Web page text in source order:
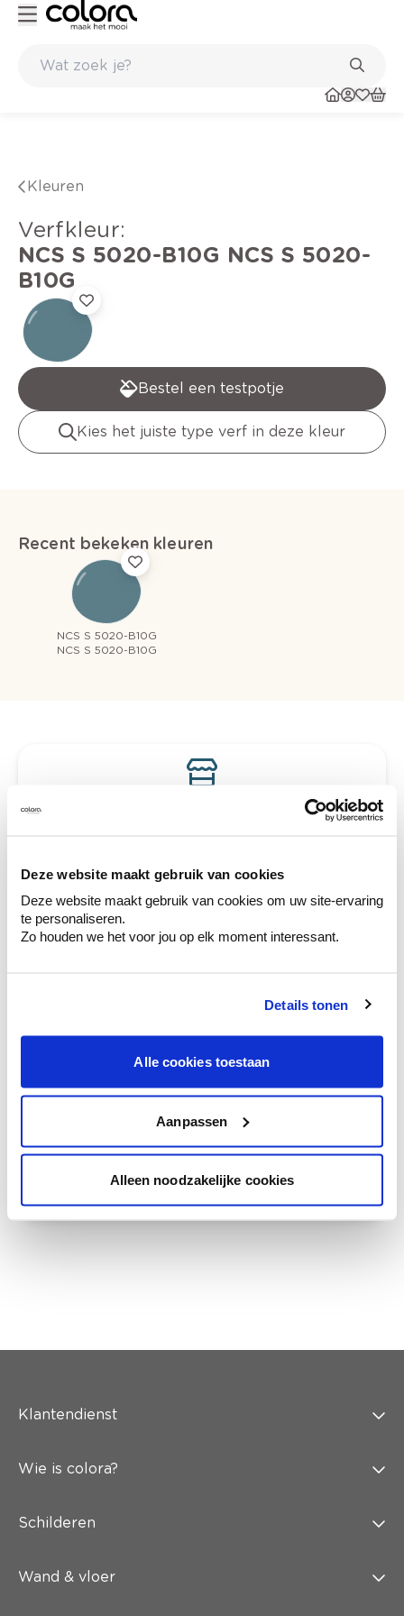
Deze website maakt gebruik van cookies
Deze website maakt gebruik van cookies om uw site-ervaring
te personaliseren.
Zo houden we het voor jou op elk moment interessant.
Details tonen
Alle cookies toestaan
Aanpassen
Alleen noodzakelijke cookies
Kleuren
verfkleur:
NCS S 5020-B10G NCS S 5020-
B10G
Bestel een testpotje
Kies het juiste type verf in deze kleur
Recent bekeken kleuren
NCS S 5020-B10G
NCS S 5020-B10G
Ontdek er kleurechte stalen van je
Bekijk er de bijhorende tinten om je kleur
Krijg persoonlijk advies om kleuren te
combineren.
Ga samen met de kleuradviseur door je
Krijg kleuradvies op basis van de lichtinval
en je meubels.
van je muren.
Klantendienst
Wie is colora?
Schilderen
Wand & vloer